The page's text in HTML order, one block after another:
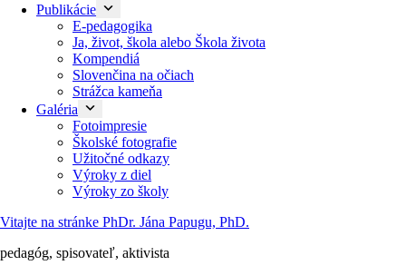
Publikácie
E-pedagogika
Ja, život, škola alebo Škola života
Kompendiá
Slovenčina na očiach
Strážca kameňa
Galéria
Fotoimpresie
Školské fotografie
Užitočné odkazy
Výroky z diel
Výroky zo školy
Vitajte na stránke PhDr. Jána Papugu, PhD.
pedagóg, spisovateľ, aktivista